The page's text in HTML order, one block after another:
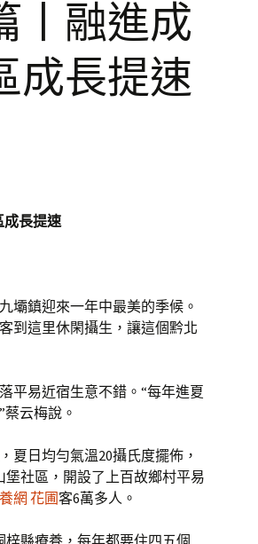
丨融進成
成長提速
成長提速
壩鎮迎來一年中最美的季候。
到這里休閑攝生，讓這個黔北
平易近宿生意不錯。“每年進夏
云梅說。
夏日均勻氣溫20攝氏度擺佈，
社區，開設了上百故鄉村平易
網 花圃客6萬多人。
縣療養，每年都要住四五個